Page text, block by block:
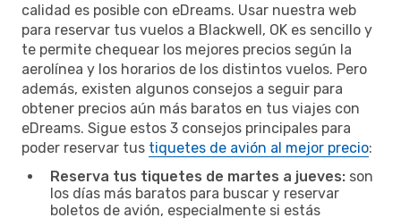
calidad es posible con eDreams. Usar nuestra web
para reservar tus vuelos a Blackwell, OK es sencillo y
te permite chequear los mejores precios según la
aerolínea y los horarios de los distintos vuelos. Pero
además, existen algunos consejos a seguir para
obtener precios aún más baratos en tus viajes con
eDreams. Sigue estos 3 consejos principales para
poder reservar tus tiquetes de avión al mejor precio:
Reserva tus tiquetes de martes a jueves: son
los días más baratos para buscar y reservar
boletos de avión, especialmente si estás